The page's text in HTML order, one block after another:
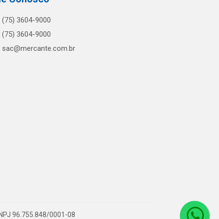
(75) 3604-9000
(75) 3604-9000
sac@mercante.com.br
96.755.848/0001-08